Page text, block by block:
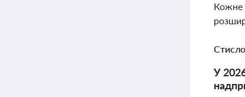
Кожне
У